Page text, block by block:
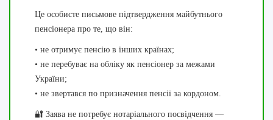
Це особисте письмове підтвердження майбутнього
пенсіонера про те, що він:
• не отримує пенсію в інших країнах;
• не перебуває на обліку як пенсіонер за межами
України;
• не звертався по призначення пенсії за кордоном.
🔐 Заява не потребує нотаріального посвідчення —